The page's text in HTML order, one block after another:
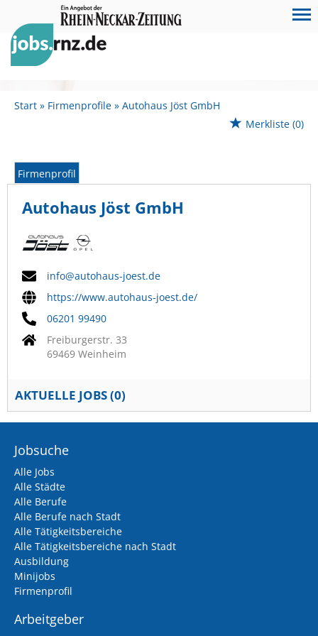
Start Firmenprofile
Autohaus Jöst GmbH
Merkliste (0)
Firmenprofil
Autohaus Jöst GmbH
info@autohaus-joest.de
https://www.autohaus-joest.de/
06201 99490
Freiburgerstr. 33
69469 Weinheim
AKTUELLE JOBS (0)
Jobsuche
Alle Jobs
Alle Städte
Alle Berufe
Alle Berufe nach Stadt
Alle Tätigkeitsbereiche
Alle Tätigkeitsbereiche nach Stadt
Ausbildung
Minijobs
Firmenprofil
Arbeitgeber